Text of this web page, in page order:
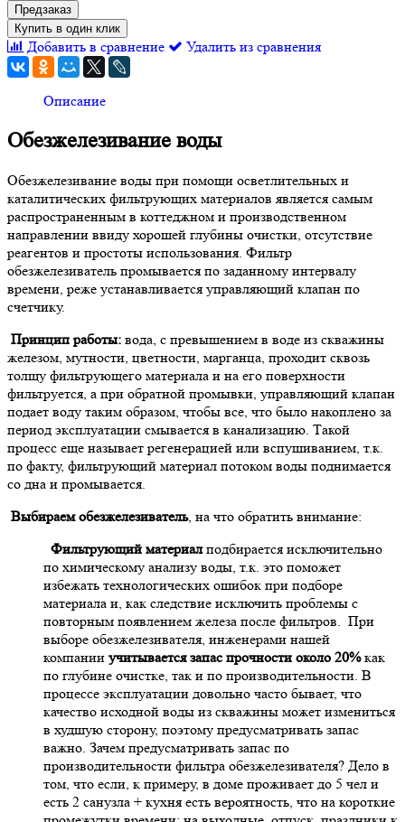
Предзаказ
Купить в один клик
Добавить в сравнение Удалить из сравнения
Описание
Обезжелезивание воды
Обезжелезивание воды при помощи осветлительных и
каталитических фильтрующих материалов является самым
распространенным в коттеджном и производственном
направлении ввиду хорошей глубины очистки, отсутствие
реагентов и простоты использования. Фильтр
обезжелезиватель промывается по заданному интервалу
времени, реже устанавливается управляющий клапан по
счетчику.
Принцип работы: вода, с превышением в воде из скважины
железом, мутности, цветности, марганца, проходит сквозь
толщу фильтрующего материала и на его поверхности
фильтруется, а при обратной промывки, управляющий клапан
подает воду таким образом, чтобы все, что было накоплено за
период эксплуатации смывается в канализацию. Такой
процесс еще называет регенерацией или вспушиванием, т.к.
по факту, фильтрующий материал потоком воды поднимается
со дна и промывается.
Выбираем обезжелезиватель, на что обратить внимание:
Фильтрующий материал подбирается исключительно
по химическому анализу воды, т.к. это поможет
избежать технологических ошибок при подборе
материала и, как следствие исключить проблемы с
повторным появлением железа после фильтров. При
выборе обезжелезивателя, инженерами нашей
компании учитывается запас прочности около 20% как
по глубине очистке, так и по производительности. В
процессе эксплуатации довольно часто бывает, что
качество исходной воды из скважины может измениться
в худшую сторону, поэтому предусматривать запас
важно. Зачем предусматривать запас по
производительности фильтра обезжелезивателя? Дело в
том, что если, к примеру, в доме проживает до 5 чел и
есть 2 санузла + кухня есть вероятность, что на короткие